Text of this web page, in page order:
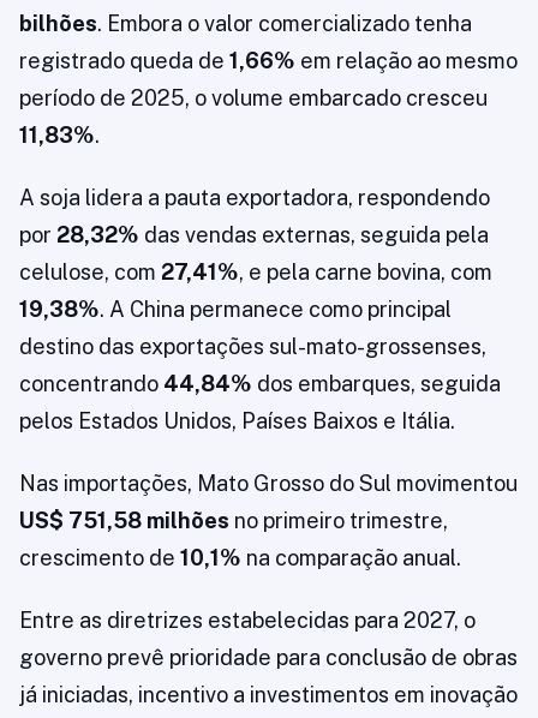
bilhões. Embora o valor comercializado tenha
registrado queda de 1,66% em relação ao mesmo
período de 2025, o volume embarcado cresceu
11,83%.
A soja lidera a pauta exportadora, respondendo
por 28,32% das vendas externas, seguida pela
celulose, com 27,41%, e pela carne bovina, com
19,38%. A China permanece como principal
destino das exportações sul-mato-grossenses,
concentrando 44,84% dos embarques, seguida
pelos Estados Unidos, Países Baixos e Itália.
Nas importações, Mato Grosso do Sul movimentou
US$ 751,58 milhões no primeiro trimestre,
crescimento de 10,1% na comparação anual.
Entre as diretrizes estabelecidas para 2027, o
governo prevê prioridade para conclusão de obras
já iniciadas, incentivo a investimentos em inovação